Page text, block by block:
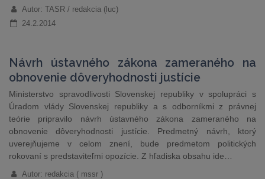
Autor: TASR / redakcia (luc)
24.2.2014
Návrh ústavného zákona zameraného na
obnovenie dôveryhodnosti justície
Ministerstvo spravodlivosti Slovenskej republiky v spolupráci s
Úradom vlády Slovenskej republiky a s odborníkmi z právnej
teórie pripravilo návrh ústavného zákona zameraného na
obnovenie dôveryhodnosti justície. Predmetný návrh, ktorý
uverejňujeme v celom znení, bude predmetom politických
rokovaní s predstaviteľmi opozície. Z hľadiska obsahu ide…
Autor: redakcia ( mssr )